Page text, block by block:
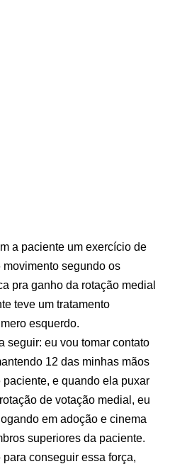
a paciente um exercício de
segundo os
pra ganho da rotação medial
teve um tratamento
esquerdo.
seguir: eu vou tomar contato
12 das minhas mãos
e quando ela puxar
de votação medial, eu
em adoção e cinema
superiores da paciente.
conseguir essa força,